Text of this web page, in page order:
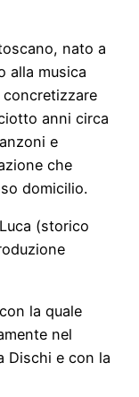
nato a
alla musica
concretizzare
anni circa
e
che
domicilio.
(storico
la quale
nel
Dischi e con la